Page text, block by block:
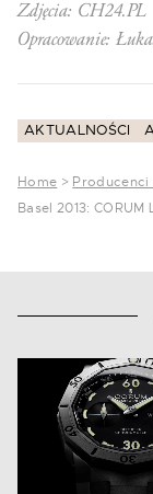
Zdjęcia: CH24.PL
Opracowanie:
AKTUALNOŚCI
Home >
Basel 2013: CORUM